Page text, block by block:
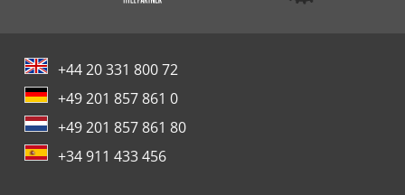
+44 20 331 800 72
+49 201 857 861 0
+49 201 857 861 80
+34 911 433 456